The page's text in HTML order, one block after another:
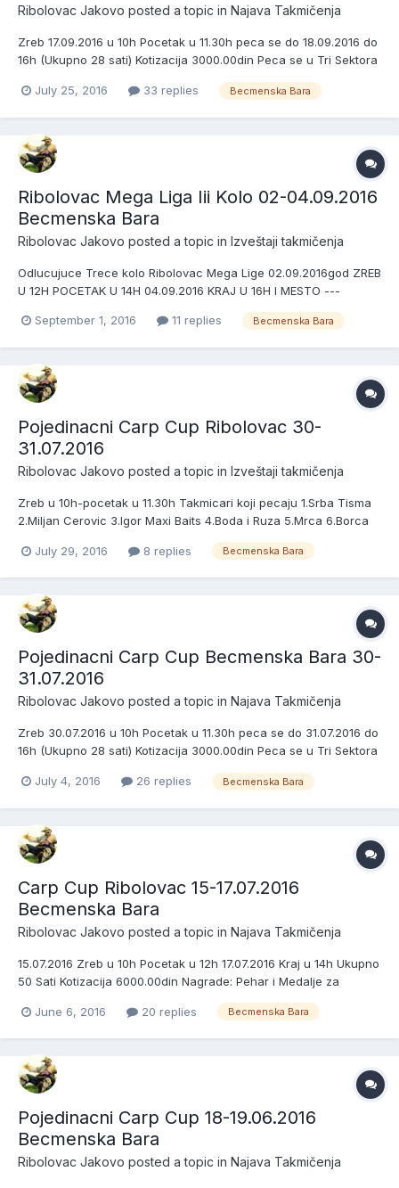
Ribolovac Jakovo posted a topic in Najava Takmičenja
Zreb 17.09.2016 u 10h Pocetak u 11.30h peca se do 18.09.2016 do
16h (Ukupno 28 sati) Kotizacija 3000.00din Peca se u Tri Sektora
najvecu ulovljenu ribu na celoj stazi) Peca se na tri stapa po
July 25, 2016 33 replies Becmenska Bara
Ribolovac Mega Liga Iii Kolo 02-04.09.2016
Becmenska Bara
Ribolovac Jakovo posted a topic in Izveštaji takmičenja
Odlucujuce Trece kolo Ribolovac Mega Lige 02.09.2016god ZREB
U 12H POCETAK U 14H 04.09.2016 KRAJ U 16H I MESTO ---
60000.00DIN Raspored Po Sektorima III Kola 02-04.09.2016
September 1, 2016 11 replies Becmenska Bara
Pojedinacni Carp Cup Ribolovac 30-
31.07.2016
Ribolovac Jakovo posted a topic in Izveštaji takmičenja
Zreb u 10h-pocetak u 11.30h Takmicari koji pecaju 1.Srba Tisma
2.Miljan Cerovic 3.Igor Maxi Baits 4.Boda i Ruza 5.Mrca 6.Borca
11.Luka i Vlada Valjevo 12.Majic Family 13.Bulajic Omerta
July 29, 2016 8 replies Becmenska Bara
Pojedinacni Carp Cup Becmenska Bara 30-
31.07.2016
Ribolovac Jakovo posted a topic in Najava Takmičenja
Zreb 30.07.2016 u 10h Pocetak u 11.30h peca se do 31.07.2016 do
16h (Ukupno 28 sati) Kotizacija 3000.00din Peca se u Tri Sektora
najvecu ulovljenu ribu na celoj stazi) Peca se na tri stapa po
July 4, 2016 26 replies Becmenska Bara
Carp Cup Ribolovac 15-17.07.2016
Becmenska Bara
Ribolovac Jakovo posted a topic in Najava Takmičenja
15.07.2016 Zreb u 10h Pocetak u 12h 17.07.2016 Kraj u 14h Ukupno
50 Sati Kotizacija 6000.00din Nagrade: Pehar i Medalje za
Nagrade Sa 12,13 i 14 Ekipa Pobednici Sektora Osvajaju ----
June 6, 2016 20 replies Becmenska Bara
Pojedinacni Carp Cup 18-19.06.2016
Becmenska Bara
Ribolovac Jakovo posted a topic in Najava Takmičenja